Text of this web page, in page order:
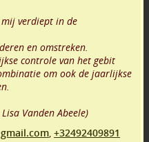
verdiept in de
en omstreken.
controle van het gebit
om ook de jaarlijkse
Vanden Abeele)
+32492409891